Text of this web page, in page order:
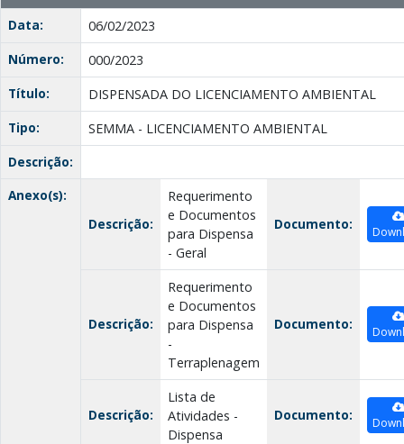
Data:
06/02/2023
Número:
000/2023
Título:
DISPENSADA DO LICENCIAMENTO AMBIENTAL
Tipo:
SEMMA - LICENCIAMENTO AMBIENTAL
Descrição:
Anexo(s):
Descrição:
Requerimento
e Documentos
para Dispensa
- Geral
Documento:
Descrição:
Requerimento
e Documentos
para Dispensa
-
Terraplenagem
Documento:
Descrição:
Lista de
Atividades -
Dispensa
Documento: